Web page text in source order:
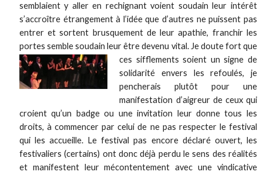
semblaient y aller en rechignant voient soudain leur intérêt
s’accroître étrangement à l’idée que d’autres ne puissent pas
entrer et sortent brusquement de leur apathie, franchir les
portes semble soudain leur être devenu vital. Je doute fortque
ces sifflements soient un signe de
solidarité envers les refoulés, je
pencherais plutôt pour une
manifestation d’aigreur de ceux qui
croient qu’un badge ou une invitation leur donne tous les
droits, à commencer par celui de ne pas respecter le festival
qui les accueille. Le festival pas encore déclaré ouvert, les
festivaliers (certains) ont donc déjà perdu le sens des réalités
et manifestent leur mécontentement avec une vindicative